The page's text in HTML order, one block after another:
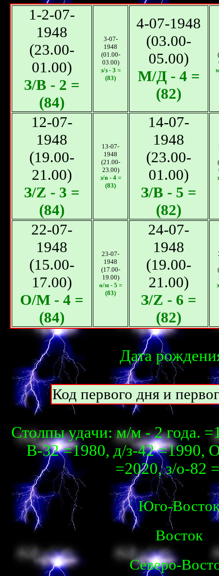
1-2-07-
1948
(23.00-
01.00)
З/B - 2 =
(84)
3-07-
1948
(01.00-
03.00)
з/з - 3 =
(83)
4-07-1948
(03.00-
05.00)
М/Д - 4 =
(82)
12-07-
1948
(19.00-
21.00)
З/Z - 3 =
(84)
13-07-
1948
(21.00-
23.00)
з/в - 4 =
(83)
14-07-
1948
(23.00-
01.00)
З/B - 5 =
(82)
22-07-
1948
(15.00-
17.00)
О/M - 4 =
(84)
23-07-
1948
(17.00-
19.00)
о/м - 5 =
(83)
24-07-
1948
(19.00-
21.00)
З/Z - 6 =
(82)
Дата
Код первого дня и
Столпы удачи: м/м - 2 года.
В-32 =1980, д/з-42 =1990,
=2020, з/о-82
Юго-
Восток
Северо-